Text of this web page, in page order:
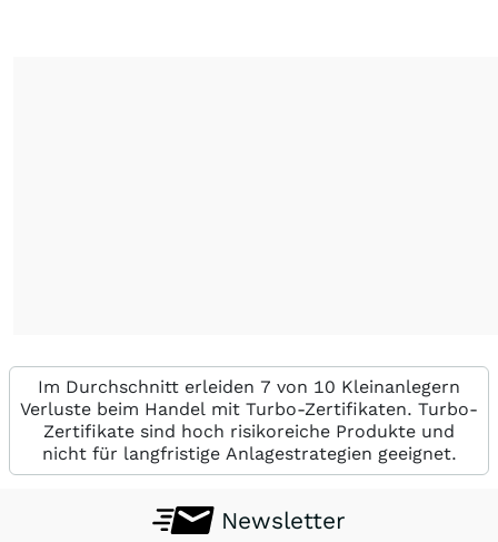
Im Durchschnitt erleiden 7 von 10 Kleinanlegern
Verluste beim Handel mit Turbo-Zertifikaten. Turbo-
Zertifikate sind hoch risikoreiche Produkte und
nicht für langfristige Anlagestrategien geeignet.
Newsletter